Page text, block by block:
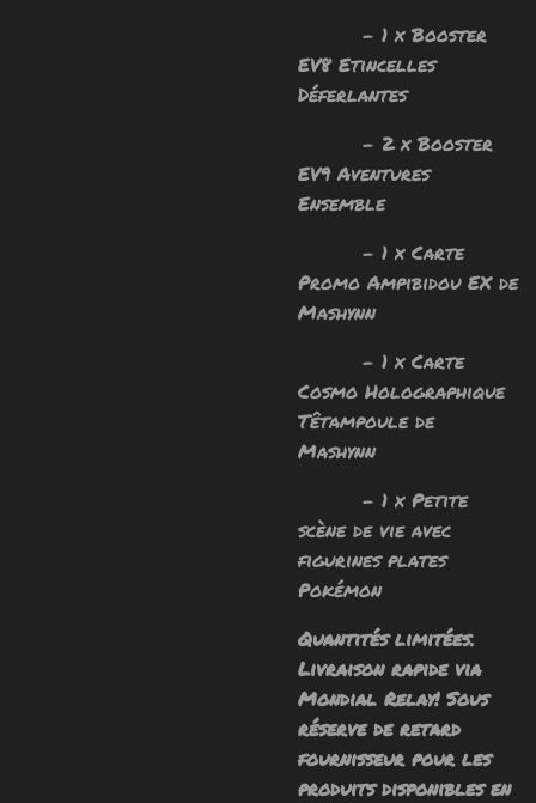
- 1 x Booster
EV8 Etincelles
Déferlantes
- 2 x Booster
EV9 Aventures
Ensemble
- 1 x Carte
Promo Ampibidou EX de
Mashynn
- 1 x Carte
Cosmo Holographique
Têtampoule de
Mashynn
- 1 x Petite
scène de vie avec
figurines plates
Pokémon
Quantités limitées.
Livraison rapide via
Mondial Relay! Sous
réserve de retard
fournisseur pour les
produits disponibles en